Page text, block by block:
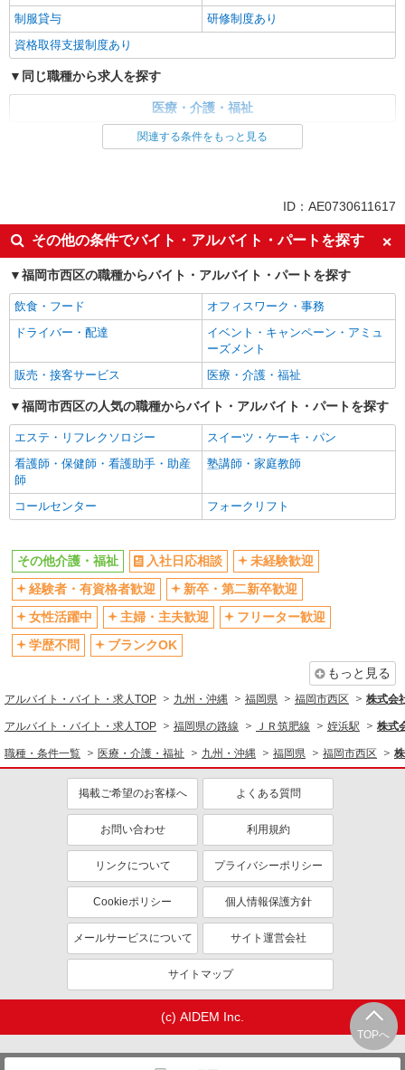
制服貸与
研修制度あり
資格取得支援制度あり
同じ職種から求人を探す
医療・介護・福祉
同じ特徴から求人を探す
交通費支給
社会保険あり
産休・育休取得実績あり
関連する条件をもっと見る
ID：AE0730611617
その他の条件でバイト・アルバイト・パートを探す
福岡市西区の職種からバイト・アルバイト・パートを探す
飲食・フード
オフィスワーク・事務
ドライバー・配達
イベント・キャンペーン・アミュ
ーズメント
販売・接客サービス
医療・介護・福祉
福岡市西区の人気の職種からバイト・アルバイト・パートを探す
エステ・リフレクソロジー
スイーツ・ケーキ・パン
看護師・保健師・看護助手・助産
師
塾講師・家庭教師
コールセンター フォークリフト
TOPへ
その他介護・福祉 入社日応相談
未経験歓迎
経験者・有資格者歓迎
新卒・第二新卒歓迎
女性活躍中
主婦・主夫歓迎
フリーター歓迎
学歴不問
ブランクOK
もっと見る
アルバイト・バイト・求人TOP 九州・沖縄 福岡県 福岡市西区 株式会
アルバイト・バイト・求人TOP 福岡県の路線 ＪＲ筑肥線 姪浜駅 株式
職種・条件一覧 医療・介護・福祉 九州・沖縄 福岡県 福岡市西区
掲載ご希望のお客様へ よくある質問
お問い合わせ 利用規約
リンクについて プライバシーポリシー
Cookieポリシー 個人情報保護方針
メールサービスについて サイト運営会社
サイトマップ
(c) AIDEM Inc.